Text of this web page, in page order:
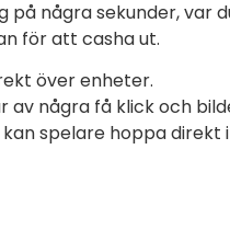
några sekunder, var
för att casha ut.
över enheter.
några få klick och
spelare hoppa